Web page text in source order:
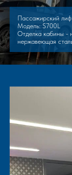
Пассажирский
Модель: S700L
Отделка кабины -
нержавеющая